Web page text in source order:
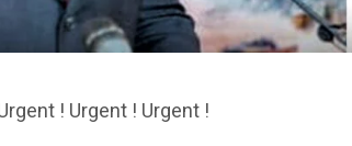
! Urgent ! Urgent !